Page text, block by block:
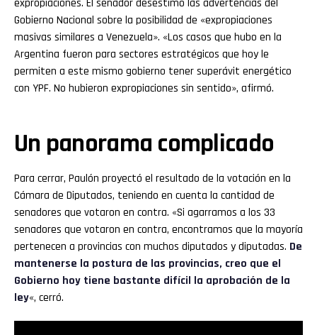
expropiaciones. El senador desestimó las advertencias del
Gobierno Nacional sobre la posibilidad de «expropiaciones
masivas similares a Venezuela». «Los casos que hubo en la
Argentina fueron para sectores estratégicos que hoy le
permiten a este mismo gobierno tener superávit energético
con YPF. No hubieron expropiaciones sin sentido», afirmó.
Un panorama complicado
Para cerrar, Paulón proyectó el resultado de la votación en la
Cámara de Diputados, teniendo en cuenta la cantidad de
senadores que votaron en contra. «Si agarramos a los 33
senadores que votaron en contra, encontramos que la mayoría
pertenecen a provincias con muchos diputados y diputadas. De
mantenerse la postura de las provincias, creo que el
Gobierno hoy tiene bastante difícil la aprobación de la
ley«, cerró.